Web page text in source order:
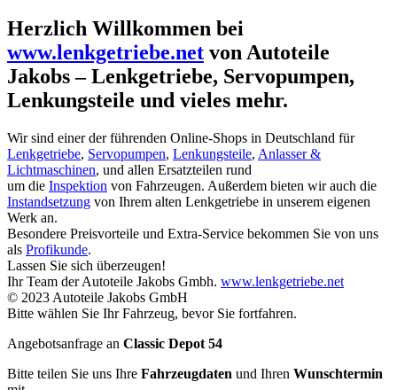
Herzlich Willkommen bei
www.lenkgetriebe.net von Autoteile
Jakobs – Lenkgetriebe, Servopumpen,
Lenkungsteile und vieles mehr.
Wir sind einer der führenden Online-Shops in Deutschland für
Lenkgetriebe, Servopumpen, Lenkungsteile, Anlasser &
Lichtmaschinen, und allen Ersatzteilen rund
um die Inspektion von Fahrzeugen. Außerdem bieten wir auch die
Instandsetzung von Ihrem alten Lenkgetriebe in unserem eigenen
Werk an.
Besondere Preisvorteile und Extra-Service bekommen Sie von uns
als Profikunde.
Lassen Sie sich überzeugen!
Ihr Team der Autoteile Jakobs Gmbh. www.lenkgetriebe.net
© 2023 Autoteile Jakobs GmbH
Bitte wählen Sie Ihr Fahrzeug, bevor Sie fortfahren.
Angebotsanfrage an Classic Depot 54
Bitte teilen Sie uns Ihre Fahrzeugdaten und Ihren Wunschtermin